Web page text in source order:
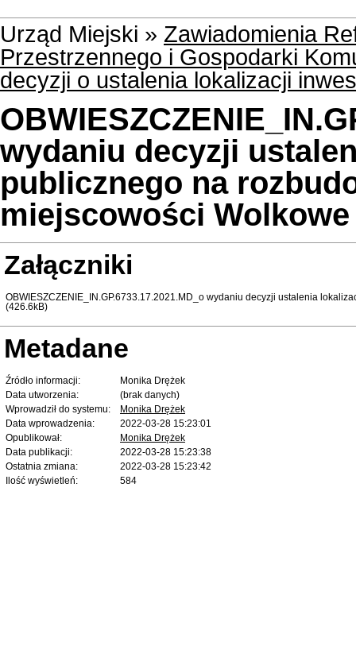
Urząd Miejski » Zawiadomienia
Przestrzennego i Gospodarki
decyzji o ustalenia lokalizacji
wydaniu decyzji
publicznego na
miejscowości Wolkowe
Załączniki
OBWIESZCZENIE_IN.GP.6733.17.2021.MD_o wydaniu decyzji ustalenia
(426.6kB)
Metadane
Źródło informacji:
Monika Drężek
Data utworzenia:
(brak danych)
Wprowadził do systemu:
Monika Drężek
Data wprowadzenia:
2022-03-28 15:23:01
Opublikował:
Monika Drężek
Data publikacji:
2022-03-28 15:23:38
Ostatnia zmiana:
2022-03-28 15:23:42
Ilość wyświetleń:
584